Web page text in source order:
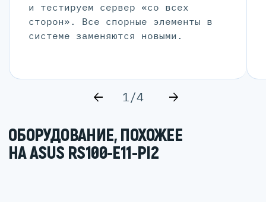
и тестируем сервер «со всех
сторон». Все спорные элементы в
системе заменяются новыми.
1/4
ОБОРУДОВАНИЕ, ПОХОЖЕЕ
НА ASUS RS100-E11-PI2